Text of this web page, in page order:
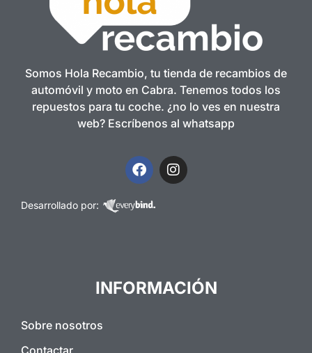
Somos Hola Recambio, tu tienda de recambios de
automóvil y moto en Cabra. Tenemos todos los
repuestos para tu coche. ¿no lo ves en nuestra
web? Escríbenos al whatsapp
Desarrollado por:
INFORMACIÓN
Sobre nosotros